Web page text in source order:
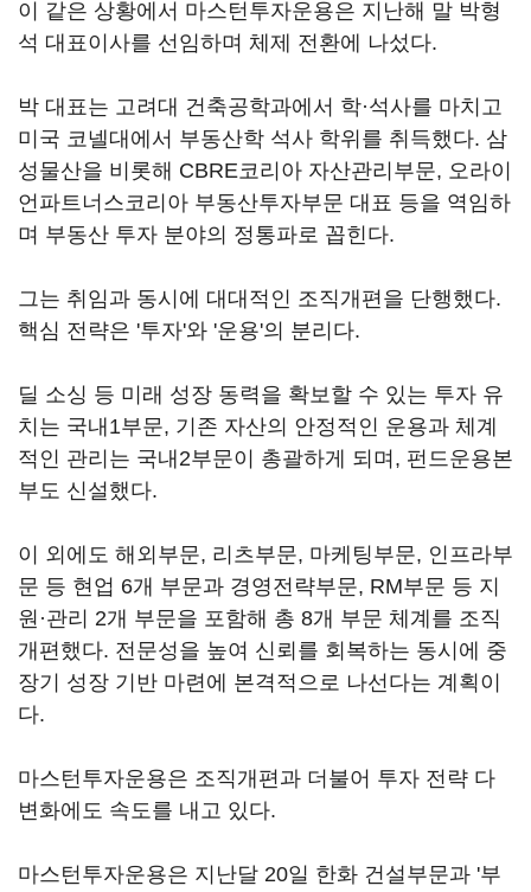
이 같은 상황에서 마스턴투자운용은 지난해 말 박형
석 대표이사를 선임하며 체제 전환에 나섰다.
박 대표는 고려대 건축공학과에서 학·석사를 마치고
미국 코넬대에서 부동산학 석사 학위를 취득했다. 삼
성물산을 비롯해 CBRE코리아 자산관리부문, 오라이
언파트너스코리아 부동산투자부문 대표 등을 역임하
며 부동산 투자 분야의 정통파로 꼽힌다.
그는 취임과 동시에 대대적인 조직개편을 단행했다.
핵심 전략은 '투자'와 '운용'의 분리다.
딜 소싱 등 미래 성장 동력을 확보할 수 있는 투자 유
치는 국내1부문, 기존 자산의 안정적인 운용과 체계
적인 관리는 국내2부문이 총괄하게 되며, 펀드운용본
부도 신설했다.
이 외에도 해외부문, 리츠부문, 마케팅부문, 인프라부
문 등 현업 6개 부문과 경영전략부문, RM부문 등 지
원·관리 2개 부문을 포함해 총 8개 부문 체계를 조직
개편했다. 전문성을 높여 신뢰를 회복하는 동시에 중
장기 성장 기반 마련에 본격적으로 나선다는 계획이
다.
마스턴투자운용은 조직개편과 더불어 투자 전략 다
변화에도 속도를 내고 있다.
마스턴투자운용은 지난달 20일 한화 건설부문과 '부